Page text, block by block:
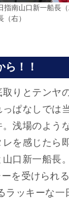
指南山口新一船長
（右）
ら！！
取りとテンヤ
っぱなしでは
浅場のよう
レを感じたら
口新一船長
を受けられ
ラッキーな一